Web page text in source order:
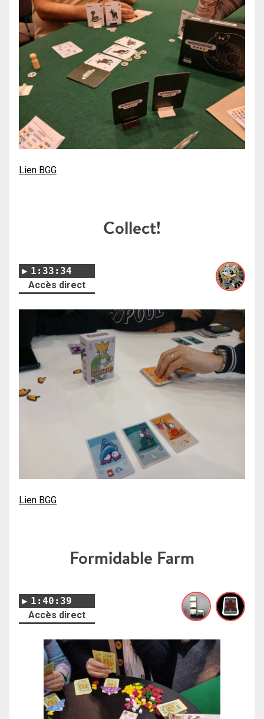
Lien BGG
Collect!
1:33:34
Accès direct
Lien BGG
Formidable Farm
1:40:39
Accès direct